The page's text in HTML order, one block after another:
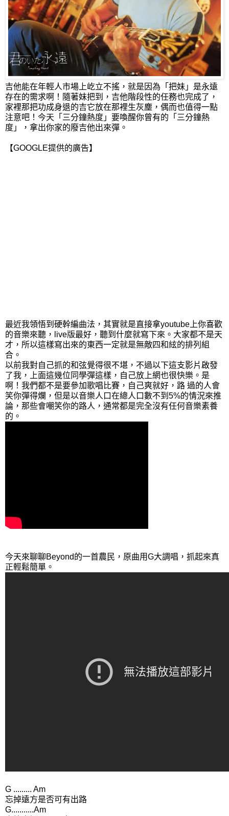
吉他能在年輕人市場上屹立不搖，就是因為「把妹」是永遠
存在的需求啊！隨著妹把到，吉他階段性的任務也完成了，
家裡那把功成身退的吉它放在那裡生灰塵，偶而也值得一點
注意吧！今天「三分鐘熱度」要喚醒你曾有的「三分鐘熱
度」，拿出你家的廢吉他出來彈。
【GOOGLE提供的廣告】
最近我領悟到硬幹編曲法，其實就是直接拿youtube上你喜歡
的音樂來聽，live版最好，聽到什麼就寫下來。大家都不是天
才，所以這樣寫出來的東西一定就是無敵四和絃的排列組
合。
以前我對自己抓的和弦覺得很不堪，不過以下這支影片啟發
了我，上面這幾位同學彈這樣，自己放上網也很快樂。是
啊！我們都不是要參加歌唱比賽，自己爽就好，路 過的人會
笑你彈得爛，但是以音樂人口在總人口數不到5%的情況來推
論，那些會嘲笑你的路人，通常都是完全沒有任何音樂素養
的。
今天來聊聊Beyond的一首農民，原曲用G大調唱，抓起來真
正輕鬆簡單。
G ......... Am
忘掉遠方是否可有出路
G...........Am